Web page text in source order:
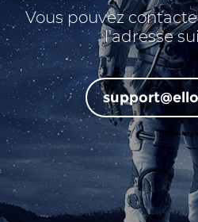
Vous pouvez
l'adresse